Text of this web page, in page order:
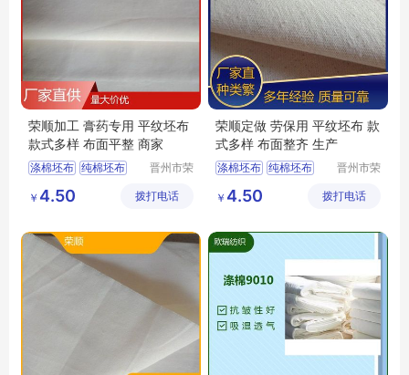
荣顺加工 膏药专用 平纹坯布
款式多样 布面平整 商家
涤棉坯布 纯棉坯布
平纹坯布
晋州市荣
限公司
￥ 4.50 拨打电话
荣顺定做 劳保用 平纹坯布 款
式多样 布面整齐 生产
涤棉坯布 纯棉坯布
平纹坯布
晋州市荣
限公司
￥ 4.50 拨打电话